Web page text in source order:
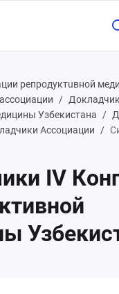
репродуктuвной
Узбекистана
Ассоциации
IV